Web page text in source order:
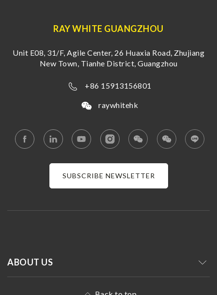
RAY WHITE GUANGZHOU
Unit E08, 31/F, Agile Center, 26 Huaxia Road, Zhujiang
New Town, Tianhe District, Guangzhou
+86 15913156801
raywhitehk
SUBSCRIBE NEWSLETTER
ABOUT US